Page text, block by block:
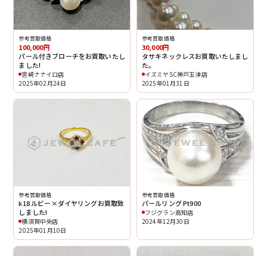
参考買取価格
100,000円
パール付きブローチをお買取いたし
ました!
宮崎ナナイロ店
2025年02月24日
参考買取価格
30,000円
タサキネックレスお買取いたしまし
た。
イズミヤSC神戸玉津店
2025年01月31日
参考買取価格
k18 ルビー×ダイヤリングお買取致
しました!
横須賀中央店
2025年01月10日
参考買取価格
パールリング Pt900
フジグラン高知店
2024年12月30日